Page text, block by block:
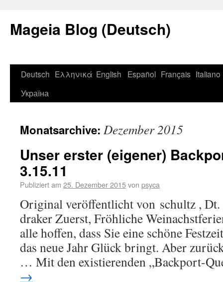
Mageia Blog (Deutsch)
Deutsch Ελληνικά English Español Français Italiano
Україна
Monatsarchive: Dezember 2015
Unser erster (eigener)
3.15.11
Publiziert am 25. Dezember 2015von psyca
Original veröffentlicht von schultz , Dt.
draker Zuerst, Fröhliche
alle hoffen, dass Sie eine schöne
das neue Jahr Glück bringt. Aber
… Mit den existierenden „Backport-
→